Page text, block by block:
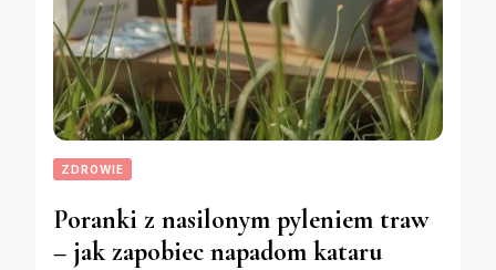
ZDROWIE
Poranki z nasilonym pyleniem traw
– jak zapobiec napadom kataru